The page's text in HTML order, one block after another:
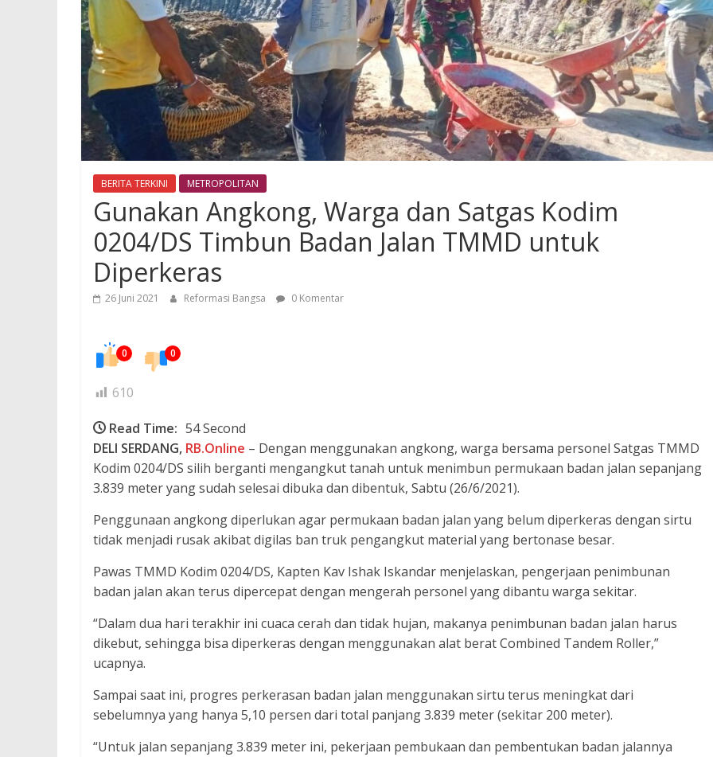
BERITA TERKINI METROPOLITAN
Gunakan Angkong, Warga dan Satgas Kodim
0204/DS Timbun Badan Jalan TMMD untuk
Diperkeras
26 Juni 2021 Reformasi Bangsa 0 Komentar
0 0
610
Read Time: 54 Second
DELI SERDANG, RB.Online – Dengan menggunakan angkong, warga bersama personel Satgas TMMD
Kodim 0204/DS silih berganti mengangkut tanah untuk menimbun permukaan badan jalan sepanjang
3.839 meter yang sudah selesai dibuka dan dibentuk, Sabtu (26/6/2021).
Penggunaan angkong diperlukan agar permukaan badan jalan yang belum diperkeras dengan sirtu
tidak menjadi rusak akibat digilas ban truk pengangkut material yang bertonase besar.
Pawas TMMD Kodim 0204/DS, Kapten Kav Ishak Iskandar menjelaskan, pengerjaan penimbunan
badan jalan akan terus dipercepat dengan mengerah personel yang dibantu warga sekitar.
“Dalam dua hari terakhir ini cuaca cerah dan tidak hujan, makanya penimbunan badan jalan harus
dikebut, sehingga bisa diperkeras dengan menggunakan alat berat Combined Tandem Roller,”
ucapnya.
Sampai saat ini, progres perkerasan badan jalan menggunakan sirtu terus meningkat dari
sebelumnya yang hanya 5,10 persen dari total panjang 3.839 meter (sekitar 200 meter).
“Untuk jalan sepanjang 3.839 meter ini, pekerjaan pembukaan dan pembentukan badan jalannya